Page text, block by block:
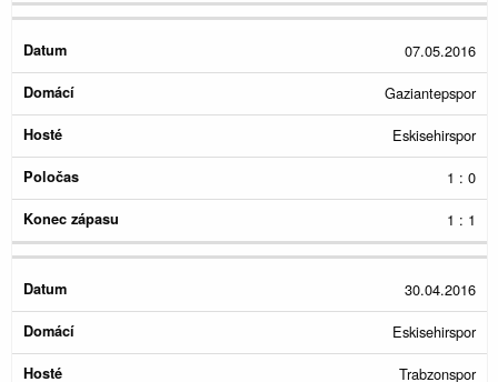
07.05.2016
Gaziantepspor
Eskisehirspor
1 : 0
1 : 1
30.04.2016
Eskisehirspor
Trabzonspor